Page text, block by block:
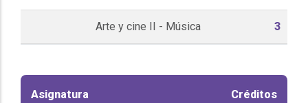
Arte y cine II - Música 3
Asignatura Créditos